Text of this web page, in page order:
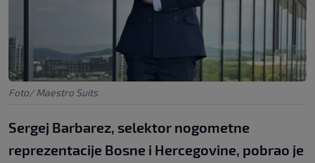
Foto/ Maestro Suits
Sergej Barbarez, selektor nogometne
reprezentacije Bosne i Hercegovine, pobrao je